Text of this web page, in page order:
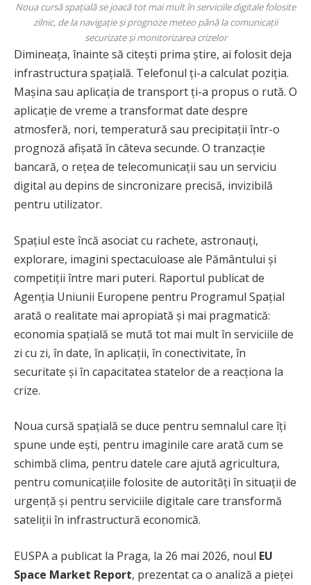
Noua cursă spațială se joacă tot mai mult în serviciile digitale folosite
zilnic, de la navigație și prognoze meteo până la comunicații
securizate și monitorizarea crizelor
Dimineața, înainte să citești prima știre, ai folosit deja
infrastructura spațială. Telefonul ți-a calculat poziția.
Mașina sau aplicația de transport ți-a propus o rută. O
aplicație de vreme a transformat date despre
atmosferă, nori, temperatură sau precipitații într-o
prognoză afișată în câteva secunde. O tranzacție
bancară, o rețea de telecomunicații sau un serviciu
digital au depins de sincronizare precisă, invizibilă
pentru utilizator.
Spațiul este încă asociat cu rachete, astronauți,
explorare, imagini spectaculoase ale Pământului și
competiții între mari puteri. Raportul publicat de
Agenția Uniunii Europene pentru Programul Spațial
arată o realitate mai apropiată și mai pragmatică:
economia spațială se mută tot mai mult în serviciile de
zi cu zi, în date, în aplicații, în conectivitate, în
securitate și în capacitatea statelor de a reacționa la
crize.
Noua cursă spațială se duce pentru semnalul care îți
spune unde ești, pentru imaginile care arată cum se
schimbă clima, pentru datele care ajută agricultura,
pentru comunicațiile folosite de autorități în situații de
urgență și pentru serviciile digitale care transformă
sateliții în infrastructură economică.
EUSPA a publicat la Praga, la 26 mai 2026, noul EU
Space Market Report, prezentat ca o analiză a pieței